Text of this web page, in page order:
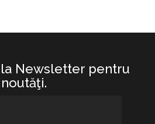
Newsletter pentru
noutăţi.